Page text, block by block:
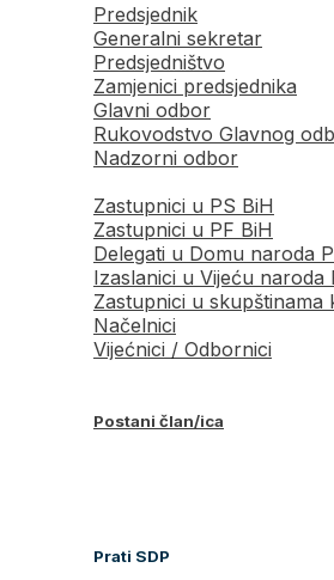
Predsjednik
Generalni sekretar
Predsjedništvo
Zamjenici predsjednika
Glavni odbor
Rukovodstvo Glavnog
Nadzorni odbor
Zastupnici u PS BiH
Zastupnici u PF BiH
Delegati u Domu naroda
Izaslanici u Vijeću naroda
Zastupnici u skupštinama
Načelnici
Vijećnici / Odbornici
Postani član/ica
Prati SDP